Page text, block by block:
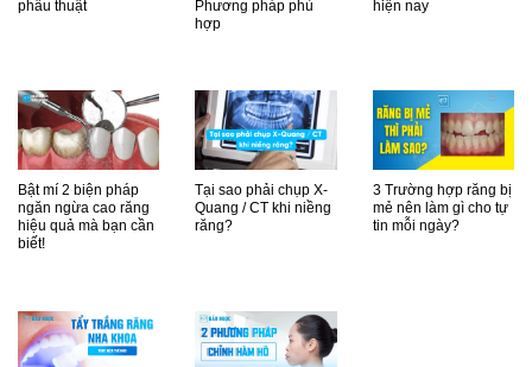
phẫu thuật
Phương pháp phù
hợp
hiện nay
Bật mí 2 biện pháp
ngăn ngừa cao răng
hiệu quả mà bạn cần
biết!
Tại sao phải chụp X-
Quang / CT khi niềng
răng?
3 Trường hợp răng bị
mẻ nên làm gì cho tự
tin mỗi ngày?